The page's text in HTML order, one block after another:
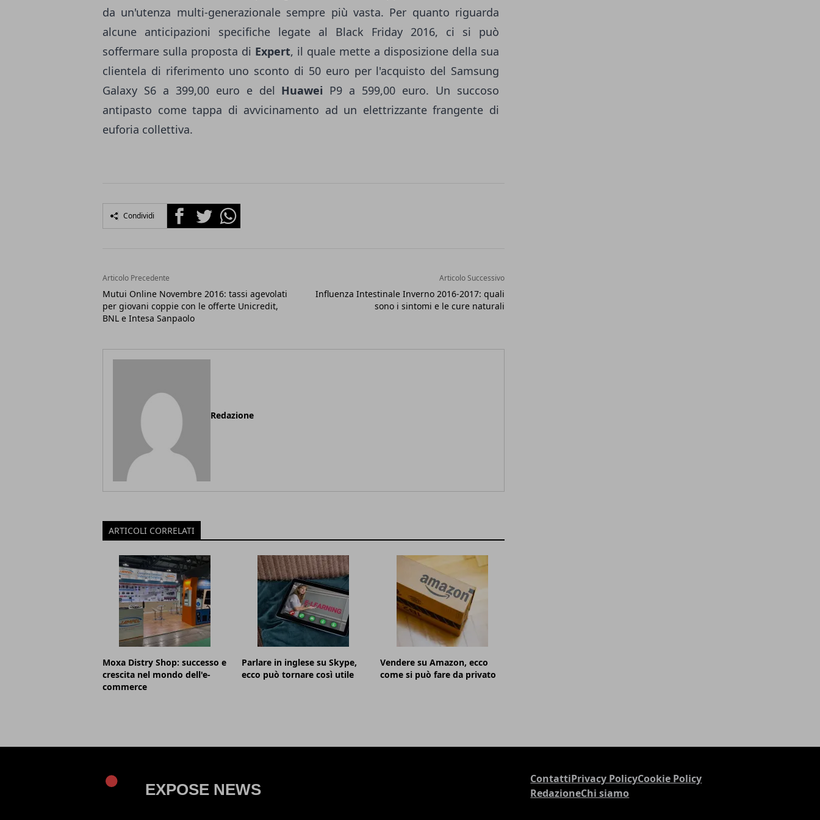
da un'utenza multi-generazionale sempre più vasta. Per quanto riguarda
alcune anticipazioni specifiche legate al Black Friday 2016, ci si può
soffermare sulla proposta di Expert, il quale mette a disposizione della sua
clientela di riferimento uno sconto di 50 euro per l'acquisto del Samsung
Galaxy S6 a 399,00 euro e del Huawei P9 a 599,00 euro. Un succoso
antipasto come tappa di avvicinamento ad un elettrizzante frangente di
euforia collettiva.
Condividi FacebookTwitterWhatsapp
Articolo Precedente
Mutui Online Novembre 2016: tassi agevolati
per giovani coppie con le offerte Unicredit,
BNL e Intesa Sanpaolo
Articolo Successivo
Influenza Intestinale Inverno 2016-2017: quali
sono i sintomi e le cure naturali
Redazione
ARTICOLI CORRELATI
Moxa Distry Shop: successo e
crescita nel mondo dell'e-
commerce
Parlare in inglese su Skype,
ecco può tornare così utile
Vendere su Amazon, ecco
come si può fare da privato
ContattiPrivacy PolicyCookie Policy
RedazioneChi siamo